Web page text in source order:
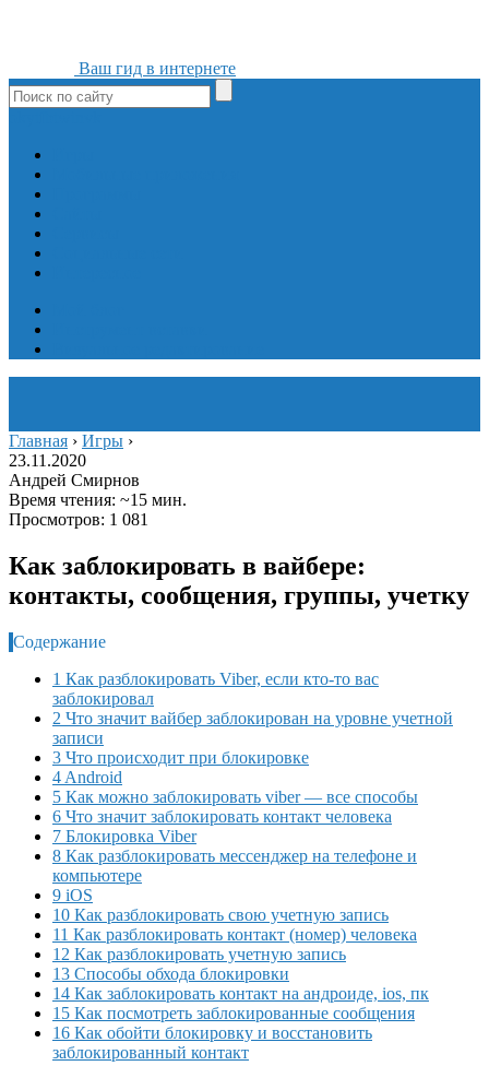
Ваш гид в интернете
Главная › Игры ›
23.11.2020
Андрей Смирнов
Время чтения: ~15 мин.
Просмотров: 1 081
Как заблокировать в вайбере:
контакты, сообщения, группы, учетку
Содержание
1 Как разблокировать Viber, если кто-то вас
заблокировал
2 Что значит вайбер заблокирован на уровне учетной
записи
3 Что происходит при блокировке
4 Android
5 Как можно заблокировать viber — все способы
6 Что значит заблокировать контакт человека
7 Блокировка Viber
8 Как разблокировать мессенджер на телефоне и
компьютере
9 iOS
10 Как разблокировать свою учетную запись
11 Как разблокировать контакт (номер) человека
12 Как разблокировать учетную запись
13 Способы обхода блокировки
14 Как заблокировать контакт на андроиде, ios, пк
15 Как посмотреть заблокированные сообщения
16 Как обойти блокировку и восстановить
заблокированный контакт